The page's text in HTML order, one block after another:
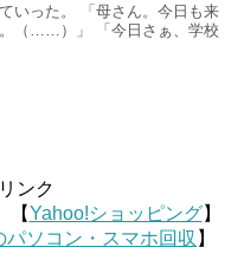
いった。 「母さん。今日も来
（……）」 「今日さぁ、学校
ンク
【Yahoo!ショッピング】
ソコン・スマホ回収 】